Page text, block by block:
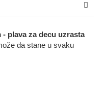
- plava za decu uzrasta
da stane u svaku